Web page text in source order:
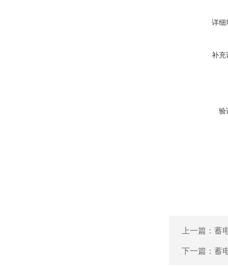
详细
补充
验
上一篇： 蓄
下一篇： 蓄